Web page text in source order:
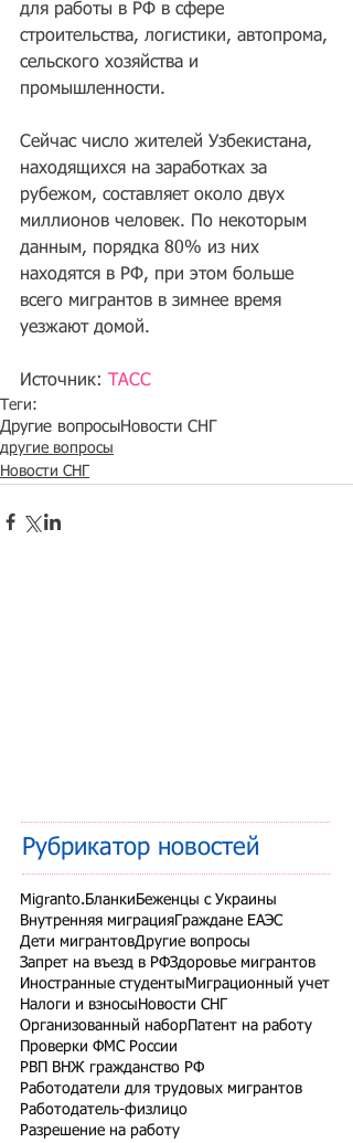
для работы в РФ в сфере
строительства, логистики, автопрома,
сельского хозяйства и
промышленности.
Сейчас число жителей Узбекистана,
находящихся на заработках за
рубежом, составляет около двух
миллионов человек. По некоторым
данным, порядка 80% из них
находятся в РФ, при этом больше
всего мигрантов в зимнее время
уезжают домой.
Источник: ТАСС
Теги:
Другие вопросыНовости СНГ
другие вопросы
Новости СНГ
Рубрикатор новостей
Migranto.Бланки Беженцы с Украины
Внутренняя миграция Граждане ЕАЭС
Дети мигрантовДругие вопросы
Запрет на въезд в РФЗдоровье мигрантов
Иностранные студенты Миграционный учет
Налоги и взносы Новости СНГ
Организованный набор Патент на работу
Проверки ФМС России
РВП ВНЖ гражданство РФ
Работодатели для трудовых мигрантов
Работодатель-физлицо
Разрешение на работу